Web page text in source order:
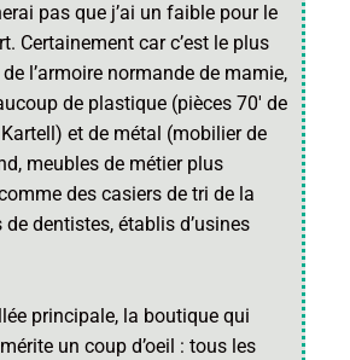
pas que j’ai un faible pour le
Certainement car c’est le plus
l’armoire normande de mamie,
de plastique (pièces 70′ de
et de métal (mobilier de
meubles de métier plus
des casiers de tri de la
de dentistes, établis d’usines
principale, la boutique qui
un coup d’oeil : tous les